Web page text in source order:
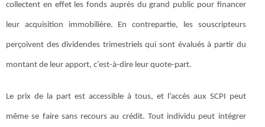
collectent en effet les fonds auprès du grand public pour financer
leur acquisition immobilière. En contrepartie, les souscripteurs
perçoivent des dividendes trimestriels qui sont évalués à partir du
montant de leur apport, c’est-à-dire leur quote-part.
Le prix de la part est accessible à tous, et l’accès aux SCPI peut
même se faire sans recours au crédit. Tout individu peut intégrer